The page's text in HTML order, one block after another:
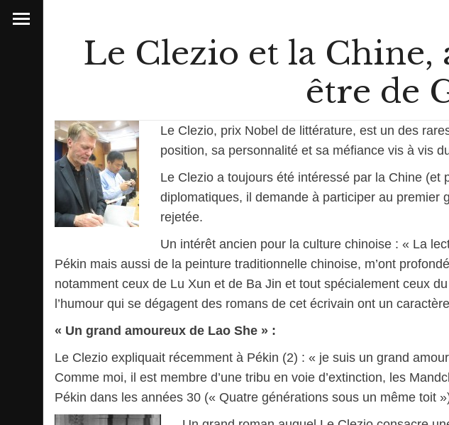
Le Clezio et la Chine,
être de
Le Clezio, prix Nobel de littérature, est un des
position, sa personnalité et sa méfiance vis à vis
Le Clezio a toujours été intéressé par la Chine (et
diplomatiques, il demande à participer au premier
rejetée.
Un intérêt ancien pour la culture chinoise : « La
Pékin mais aussi de la peinture traditionnelle chinoise, m’ont
notamment ceux de Lu Xun et de Ba Jin et tout spécialement ceux
l’humour qui se dégagent des romans de cet écrivain ont un
« Un grand amoureux de Lao She » :
Le Clezio expliquait récemment à Pékin (2) : « je suis un grand
Comme moi, il est membre d’une tribu en voie d’extinction, les
Pékin dans les années 30 (« Quatre générations sous un même